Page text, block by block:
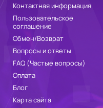
Контактная информация
Пользовательское
соглашение
Обмен/Возврат
Вопросы и ответы
FAQ (Частые вопросы)
Оплата
Блог
Карта сайта